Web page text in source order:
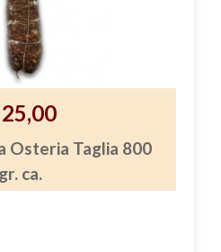
Osteria Taglia 800
gr. ca.